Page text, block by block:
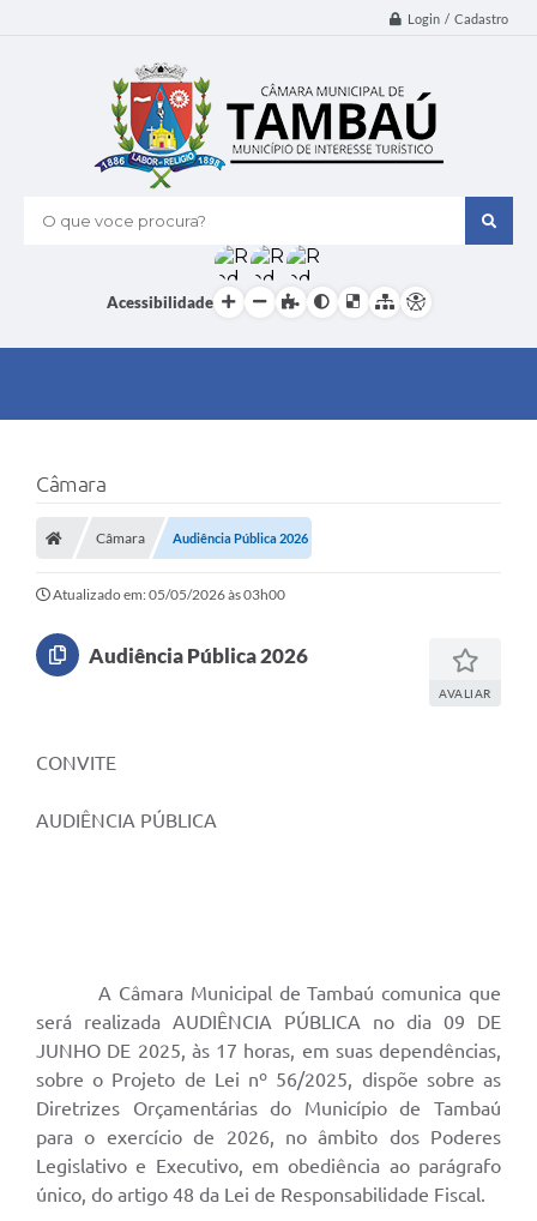
Login / Cadastro
O que voce procura?
Acessibilidade
Câmara
Câmara Audiência Pública 2026
Atualizado em: 05/05/2026 às 03h00
Audiência Pública 2026
AVALIAR
CONVITE
AUDIÊNCIA PÚBLICA
A Câmara Municipal de Tambaú comunica que
será realizada AUDIÊNCIA PÚBLICA no dia 09 DE
JUNHO DE 2025, às 17 horas, em suas dependências,
sobre o Projeto de Lei nº 56/2025, dispõe sobre as
Diretrizes Orçamentárias do Município de Tambaú
para o exercício de 2026, no âmbito dos Poderes
Legislativo e Executivo, em obediência ao parágrafo
único, do artigo 48 da Lei de Responsabilidade Fiscal.